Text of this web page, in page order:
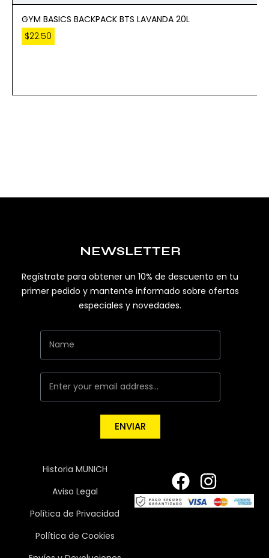
GYM BASICS BACKPACK BTS LAVANDA 20L
$22.50
NEWSLETTER
Regístrate para obtener un 10% de descuento en tu
primer pedido y mantente informado sobre ofertas
especiales y novedades.
ENVIAR
Historia MUNICH
Aviso Legal
Política de Privacidad
Política de Cookies